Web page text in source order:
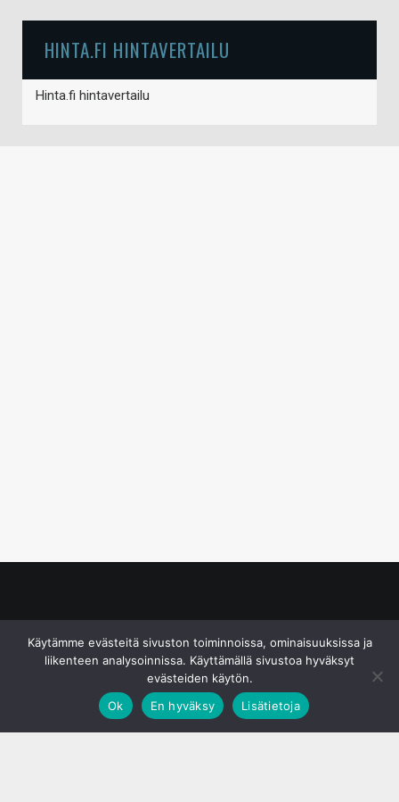
HINTA.FI HINTAVERTAILU
Hinta.fi hintavertailu
Käytämme evästeitä sivuston toiminnoissa, ominaisuuksissa ja
liikenteen analysoinnissa. Käyttämällä sivustoa hyväksyt
evästeiden käytön.
Ok
En hyväksy Lisätietoja